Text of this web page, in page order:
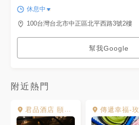
休息中
100台灣台北市中正區北平西路3號2樓
幫我Google
附近熱門
君品酒店 頤宮中餐廳 Le Palais - 米其林三星 傳遞幸福-玫瑰檸檬塔烤布蕾奶酪(微風北車店)